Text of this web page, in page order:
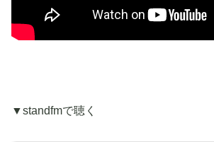
▼standfmで聴く